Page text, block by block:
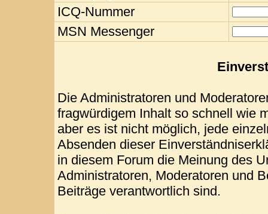
ICQ-Nummer
MSN Messenger
Die Administratoren und
fragwürdigem Inhalt so schnell wie
aber es ist nicht möglich, jede
Absenden dieser
in diesem Forum die Meinung des
Administratoren, Moderatoren und
Beiträge verantwortlich sind.